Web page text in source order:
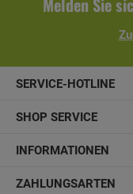
blickdichten
Melden Sie
SERVICE-HOTLINE
SHOP SERVICE
INFORMATIONEN
ZAHLUNGSARTEN